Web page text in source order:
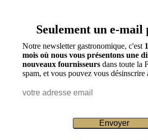
Seulement un e-mail
Notre newsletter gastronomique, c'est
mois où nous vous présentons une
nouveaux fournisseurs dans toute la
spam, et vous pouvez vous désinscrire